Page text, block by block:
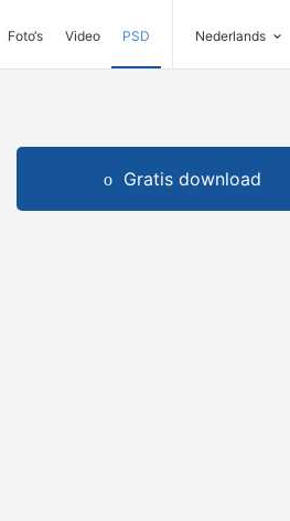
Foto‘s Video PSD Nederlands
Gratis download